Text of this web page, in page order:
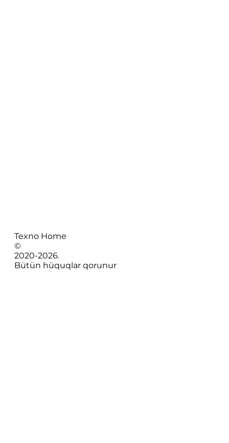
Texno Home
©
2020-2026.
Bütün hüquqlar qorunur